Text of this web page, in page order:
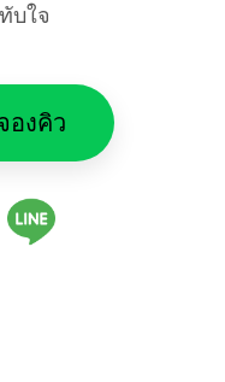
บใจ
องคิว